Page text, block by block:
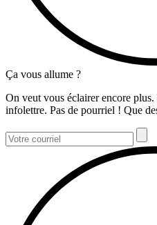
Ça vous allume ?
On veut vous éclairer encore
infolettre. Pas de pourriel ! Que